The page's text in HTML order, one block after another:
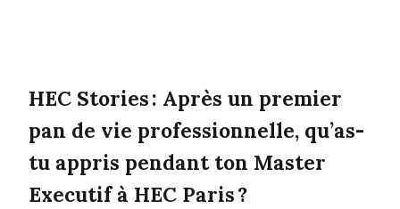
HEC Stories : Après un premier
pan de vie professionnelle, qu’as-
tu appris pendant ton Master
Executif à HEC Paris ?